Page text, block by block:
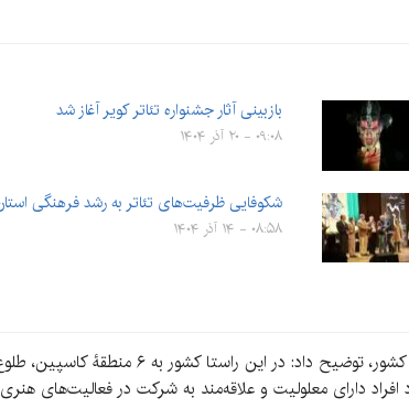
بازبینی آثار جشنواره تئاتر کویر آغاز شد
۰۹:۰۸ - ۲۰ آذر ۱۴۰۴
شکوفایی ظرفیت‌های تئاتر به رشد فرهنگی
۰۸:۵۸ - ۱۴ آذر ۱۴۰۴
او با اشاره به برگزاری جشنواره تئاتر افراد دارای
افراد دارای معلولیت و علاقه‌مند به شرکت در فعالیت‌های